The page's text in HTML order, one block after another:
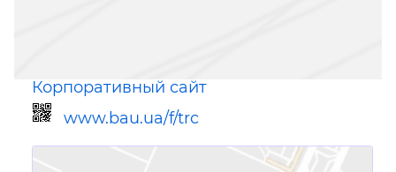
Корпоративный сайт
www.bau.ua/f/trc